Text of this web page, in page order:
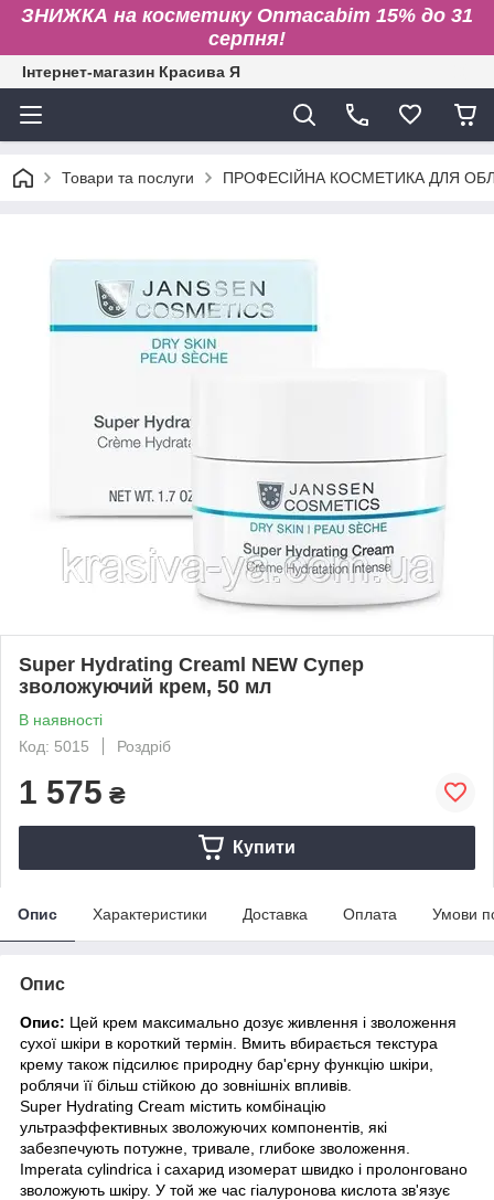
ЗНИЖКА на косметику Onmacabim 15% до 31
серпня!
Інтернет-магазин Красива Я
Товари та послуги ПРОФЕСІЙНА КОСМЕТИКА ДЛЯ
Super Hydrating Creaml NEW Супер
зволожуючий крем, 50 мл
В наявності
Код: 5015
Роздріб
1 575 ₴
Купити
Опис Характеристики Доставка Оплата Умови
Опис
Опис: Цей крем максимально дозує живлення і зволоження
сухої шкіри в короткий термін. Вмить вбирається текстура
крему також підсилює природну бар'єрну функцію шкіри,
роблячи її більш стійкою до зовнішніх впливів.
Super Hydrating Cream містить комбінацію
ультраэффективных зволожуючих компонентів, які
забезпечують потужне, тривале, глибоке зволоження.
Imperata cylindrica і сахарид изомерат швидко і пролонговано
зволожують шкіру. У той же час гіалуронова кислота зв'язує